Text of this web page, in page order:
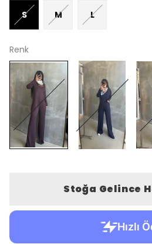
S M L
Renk
Stoğa Gelince